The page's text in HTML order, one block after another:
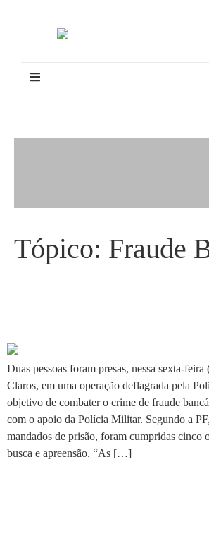
Tópico: Fraude
Duas pessoas foram presas, nessa sexta-
Claros, em uma operação deflagrada pela
objetivo de combater o crime de fraude
com o apoio da Polícia Militar. Segundo a
mandados de prisão, foram cumpridas cinco
busca e apreensão. “As […]